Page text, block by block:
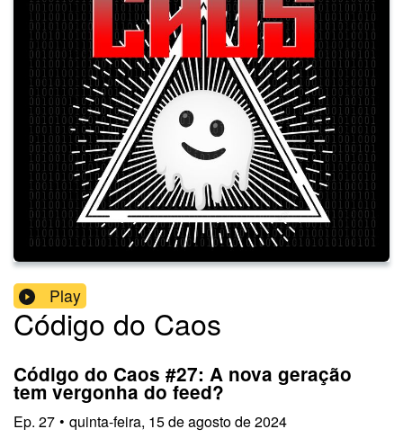
Play
Código do Caos
Código do Caos #27: A nova geração
tem vergonha do feed?
Ep. 27 • quinta-feira, 15 de agosto de 2024